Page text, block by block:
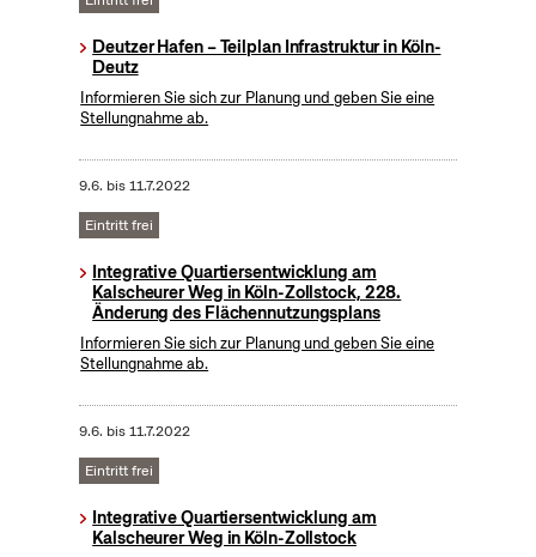
Deutzer Hafen – Teilplan Infrastruktur in Köln-
Deutz
Informieren Sie sich zur Planung und geben Sie eine
Stellungnahme ab.
9.6. bis11.7.2022
Eintritt frei
Integrative Quartiersentwicklung am
Kalscheurer Weg in Köln-Zollstock, 228.
Änderung des Flächennutzungsplans
Informieren Sie sich zur Planung und geben Sie eine
Stellungnahme ab.
9.6. bis11.7.2022
Eintritt frei
Integrative Quartiersentwicklung am
Kalscheurer Weg in Köln-Zollstock